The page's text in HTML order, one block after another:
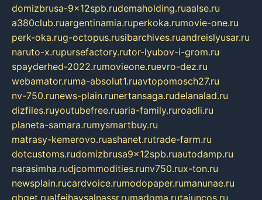
domizbrusa-9x12spb.rudemaholding.ruaalse.ru
a380club.ruargentinamia.ruperkoka.rumovie-one.ru
perk-oka.rug-octopus.rusibarchives.ruandreislyusar.ru
naruto-x.rupursefactory.rutor-lyubov-i-grom.ru
spayderhed-2022.rumovieone.ruevro-dez.ru
webamator.ruma-absolut1.ruavtopomosch27.ru
nv-750.runews-plain.runertansaga.rudelanalad.ru
dizfiles.ruyoutubefree.ruaria-family.ruroadli.ru
planeta-samara.rumysmartbuy.ru
matrasy-kemerovo.ruashanet.rutrade-farm.ru
dotcustoms.rudomizbrusa9x12spb.ruautodamp.ru
narasimha.rudjcommodities.runv750.rux-ton.ru
newsplain.rucardvoice.rumodopaper.rumanunae.ru
gbget.rualfeihavsalnassr.rumadoma.rutajuncos.ru